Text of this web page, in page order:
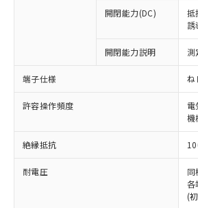
開閉能力(DC)
抵
開閉能力説明
端子仕様 ね
許容操作頻度
機
絶縁抵抗
耐電圧
各
(
ご利用条件
ご利用ください。
本サービスは、当社制御
商品の当社在庫状況およ
(税抜)を提供させていた
当社制御機器事業取扱商
本サービスの対象外とな
ことをご了承ください。
在庫状況および標準価格
対応予定：EU RoHS指令（10
有に対応した製品に切り替え
対応予定なし：EU RoHS指令
非含有に非対応の商品で、対
定はありません。
調査・確認中：EU RoHS指令
非含有の対応状況を調査中ま
害物質有無と関係のない商品で
仕入先様の事情により、非含
いたものが、含有品と判明し
むを得ず変更することがありま
※1 中国RoHS○×表
「○」：最大均質材料含有率
基準値以下であることを示しま
「×」：最大均質材料含有率が
基準値を超えていることを示し
「－」：未確認です。当社販売
当社は、これら貴社製品
為替および外国貿易法に